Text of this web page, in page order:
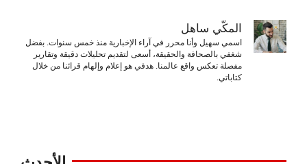
المكّي ساهل
اسمي سهيل وأنا محرر في آراء الإخبارية منذ خمس سنوات. بفضل
شغفي بالصحافة والحقيقة، أسعى لتقديم تحليلات دقيقة وتقارير
مفصلة تعكس واقع عالمنا. هدفي هو إعلام وإلهام قرائنا من خلال
كتاباتي.